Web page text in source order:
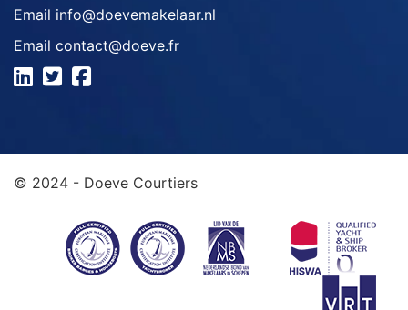
Email info@doevemakelaar.nl
Email contact@doeve.fr
© 2024 - Doeve Courtiers